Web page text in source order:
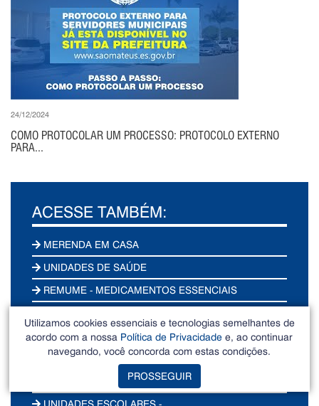
24/12/2024
COMO PROTOCOLAR UM PROCESSO: PROTOCOLO EXTERNO
PARA...
ACESSE TAMBÉM:
MERENDA EM CASA
UNIDADES DE SAÚDE
REMUME - MEDICAMENTOS ESSENCIAIS
PLANO MUNICIPAL DE SAÚDE
UNIDADES ESCOLARES EMEF's
UNIDADES ESCOLARES CEIM's
Utilizamos cookies essenciais e tecnologias semelhantes de
acordo com a nossa Política de Privacidade e, ao continuar
navegando, você concorda com estas condições.
PROSSEGUIR